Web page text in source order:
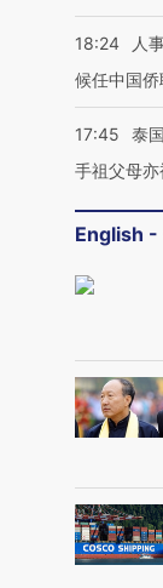
18:24
人
候任中国
17:45
泰
手祖父母
English -